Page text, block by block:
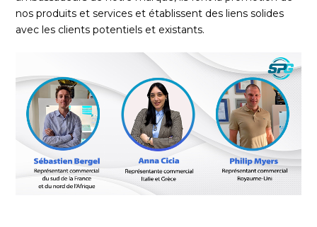
nos produits et services et établissent des liens solides
avec les clients potentiels et existants.